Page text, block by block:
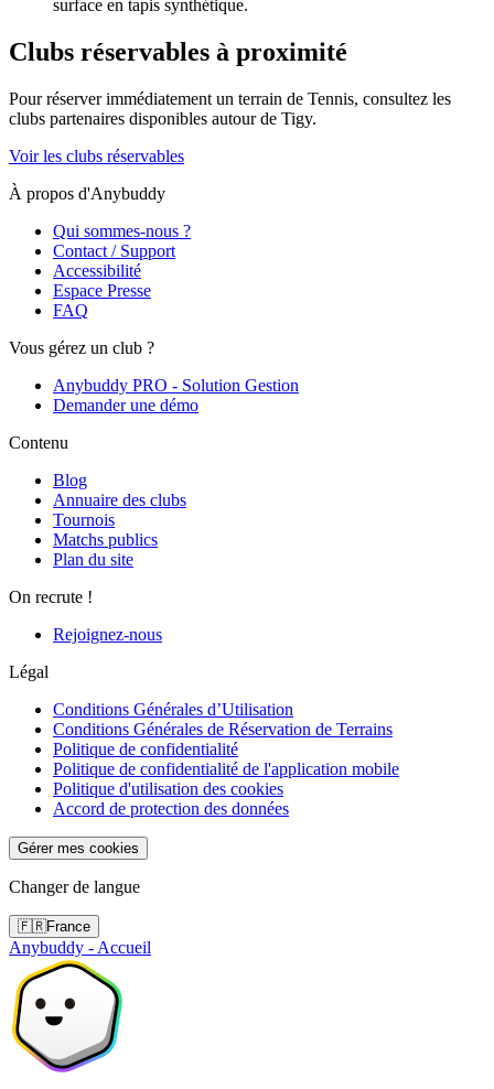
surface en tapis synthétique.
Clubs réservables à proximité
Pour réserver immédiatement un terrain de Tennis, consultez les
clubs partenaires disponibles autour de Tigy.
Voir les clubs réservables
À propos d'Anybuddy
Qui sommes-nous ?
Contact / Support
Accessibilité
Espace Presse
FAQ
Vous gérez un club ?
Anybuddy PRO - Solution Gestion
Demander une démo
Contenu
Blog
Annuaire des clubs
Tournois
Matchs publics
Plan du site
On recrute !
Rejoignez-nous
Légal
Conditions Générales d’Utilisation
Conditions Générales de Réservation de Terrains
Politique de confidentialité
Politique de confidentialité de l'application mobile
Politique d'utilisation des cookies
Accord de protection des données
Gérer mes cookies
Changer de langue
🇫🇷France
Anybuddy - Accueil